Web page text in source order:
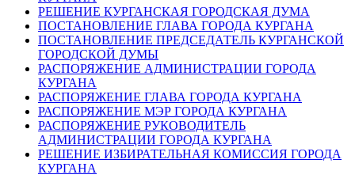
РЕШЕНИЕ КУРГАНСКАЯ ГОРОДСКАЯ ДУМА
ПОСТАНОВЛЕНИЕ ГЛАВА ГОРОДА КУРГАНА
ПОСТАНОВЛЕНИЕ ПРЕДСЕДАТЕЛЬ КУРГАНСКОЙ
ГОРОДСКОЙ ДУМЫ
РАСПОРЯЖЕНИЕ АДМИНИСТРАЦИИ ГОРОДА
КУРГАНА
РАСПОРЯЖЕНИЕ ГЛАВА ГОРОДА КУРГАНА
РАСПОРЯЖЕНИЕ МЭР ГОРОДА КУРГАНА
РАСПОРЯЖЕНИЕ РУКОВОДИТЕЛЬ
АДМИНИСТРАЦИИ ГОРОДА КУРГАНА
РЕШЕНИЕ ИЗБИРАТЕЛЬНАЯ КОМИССИЯ ГОРОДА
КУРГАНА